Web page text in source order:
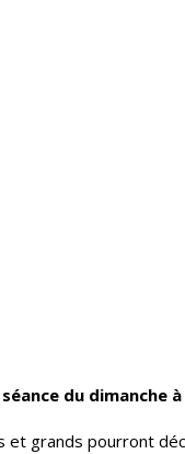
du dimanche
et grands pourront